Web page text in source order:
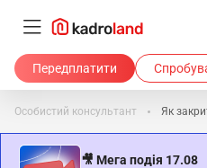
Передплатити
Особистий консультант
🎥 Мега подія 17.08